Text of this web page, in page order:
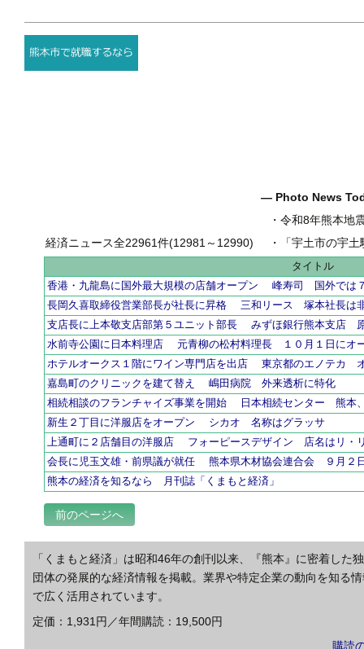
― Photo News
・令和8年熊本地
・
「宇土市の宇土駅前
経済ニュース全22961件(12981～12990)
タイトル
香港・九龍島に国外最大規模の店舗オープン 峰寿司 国外では
長岡久喜取締役営業部長が社長に昇格 三和リース 塚本社長は
支店長に上本敬支店部第５ユニット部長 みずほ銀行熊本支店
水前寺公園に日本料理店 元青柳の松村料理長 １０月１日にオ
ホテルオークス１階にワイン専門店を出店 東京都のエノテカ
嘉島町のクリニックを建て替え 嶋田病院 外来透析に特化
相続相談のフランチャイズ事業を開始 日本相続センター 熊本
新生２丁目に洋服店をオープン シカオ 名称はグラッサ
上通町に２店舗目の洋服店 フォーピースデザイン 店名はリ・
会長に児玉文雄・前県議が就任 熊本県木材協会連合会 ９月
熊本の経済を知るなら 月刊誌「くまもと経済」
前のページへ
「くまもと経済」は昭和46年の創刊以来、『熊本』に密着し
団体の発展的な経済情報を掲載。業界や特定企業の動向を知る
で広く活用されています。
定価：1,931円／年間購読：19,500円
購読